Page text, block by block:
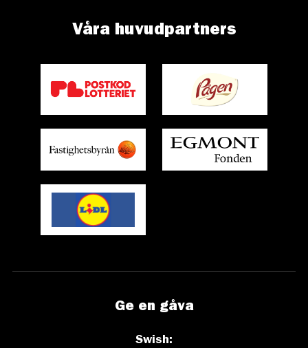
Våra huvudpartners
Ge en gåva
Swish: